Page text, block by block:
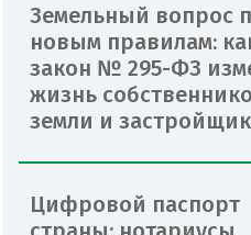
Земельный вопрос
новым правилам:
закон № 295-ФЗ
жизнь
земли и
Цифровой паспорт